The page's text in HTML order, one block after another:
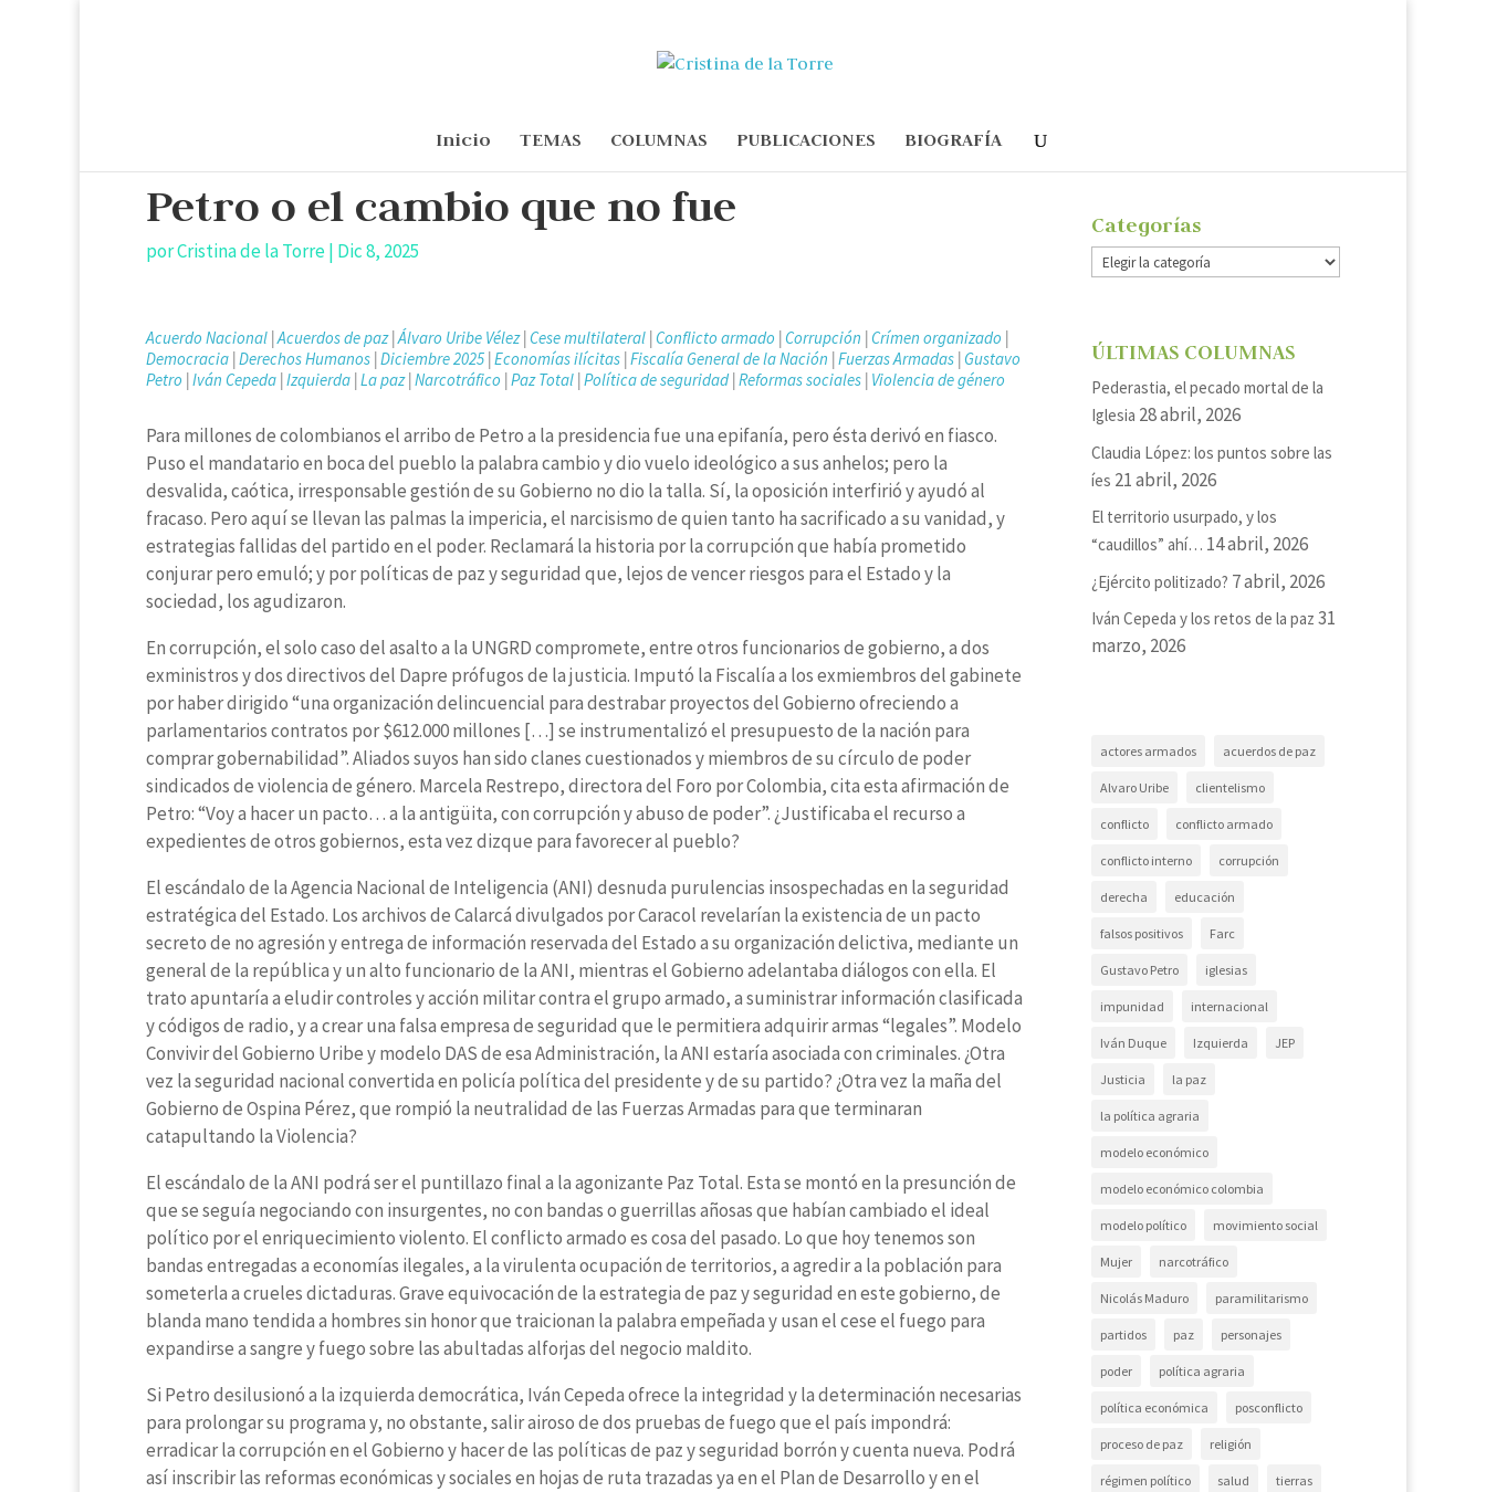
Inicio TEMAS COLUMNAS PUBLICACIONES BIOGRAFÍA
Petro o el cambio que no fue
porCristina de la Torre| Dic 8, 2025
Acuerdo Nacional |Acuerdos de paz|Álvaro Uribe Vélez|Cese multilateral |Conflicto armado |Corrupción |Crímen organizado |
Democracia |Derechos Humanos |Diciembre 2025 |Economías ilícitas |Fiscalía General de la Nación |Fuerzas Armadas |Gustavo
Petro |Iván Cepeda |Izquierda |La paz|Narcotráfico |Paz Total |Política de seguridad|Reformas sociales | Violencia de género
Para millones de colombianos el arribo de Petro a la presidencia fue una epifanía, pero ésta derivó en fiasco.
Puso el mandatario en boca del pueblo la palabra cambio y dio vuelo ideológico a sus anhelos; pero la
desvalida, caótica, irresponsable gestión de su Gobierno no dio la talla. Sí, la oposición interfirió y ayudó al
fracaso. Pero aquí se llevan las palmas la impericia, el narcisismo de quien tanto ha sacrificado a su vanidad, y
estrategias fallidas del partido en el poder. Reclamará la historia por la corrupción que había prometido
conjurar pero emuló; y por políticas de paz y seguridad que, lejos de vencer riesgos para el Estado y la
sociedad, los agudizaron.
En corrupción, el solo caso del asalto a la UNGRD compromete, entre otros funcionarios de gobierno, a dos
exministros y dos directivos del Dapre prófugos de la justicia. Imputó la Fiscalía a los exmiembros del gabinete
por haber dirigido “una organización delincuencial para destrabar proyectos del Gobierno ofreciendo a
parlamentarios contratos por $612.000 millones […] se instrumentalizó el presupuesto de la nación para
comprar gobernabilidad”. Aliados suyos han sido clanes cuestionados y miembros de su círculo de poder
sindicados de violencia de género. Marcela Restrepo, directora del Foro por Colombia, cita esta afirmación de
Petro: “Voy a hacer un pacto… a la antigüita, con corrupción y abuso de poder”. ¿Justificaba el recurso a
expedientes de otros gobiernos, esta vez dizque para favorecer al pueblo?
El escándalo de la Agencia Nacional de Inteligencia (ANI) desnuda purulencias insospechadas en la seguridad
estratégica del Estado. Los archivos de Calarcá divulgados por Caracol revelarían la existencia de un pacto
secreto de no agresión y entrega de información reservada del Estado a su organización delictiva, mediante un
general de la república y un alto funcionario de la ANI, mientras el Gobierno adelantaba diálogos con ella. El
trato apuntaría a eludir controles y acción militar contra el grupo armado, a suministrar información clasificada
y códigos de radio, y a crear una falsa empresa de seguridad que le permitiera adquirir armas “legales”. Modelo
Convivir del Gobierno Uribe y modelo DAS de esa Administración, la ANI estaría asociada con criminales. ¿Otra
vez la seguridad nacional convertida en policía política del presidente y de su partido? ¿Otra vez la maña del
Gobierno de Ospina Pérez, que rompió la neutralidad de las Fuerzas Armadas para que terminaran
catapultando la Violencia?
El escándalo de la ANI podrá ser el puntillazo final a la agonizante Paz Total. Esta se montó en la presunción de
que se seguía negociando con insurgentes, no con bandas o guerrillas añosas que habían cambiado el ideal
político por el enriquecimiento violento. El conflicto armado es cosa del pasado. Lo que hoy tenemos son
bandas entregadas a economías ilegales, a la virulenta ocupación de territorios, a agredir a la población para
someterla a crueles dictaduras. Grave equivocación de la estrategia de paz y seguridad en este gobierno, de
blanda mano tendida a hombres sin honor que traicionan la palabra empeñada y usan el cese el fuego para
expandirse a sangre y fuego sobre las abultadas alforjas del negocio maldito.
Si Petro desilusionó a la izquierda democrática, Iván Cepeda ofrece la integridad y la determinación necesarias
para prolongar su programa y, no obstante, salir airoso de dos pruebas de fuego que el país impondrá:
erradicar la corrupción en el Gobierno y hacer de las políticas de paz y seguridad borrón y cuenta nueva. Podrá
así inscribir las reformas económicas y sociales en hojas de ruta trazadas ya en el Plan de Desarrollo y en el
Categorías
Categorías
ÚLTIMAS COLUMNAS
Pederastia, el pecado mortal de la
Iglesia 28 abril, 2026
Claudia López: los puntos sobre las
íes 21 abril, 2026
El territorio usurpado, y los
“caudillos” ahí… 14 abril, 2026
¿Ejército politizado? 7 abril, 2026
Iván Cepeda y los retos de la paz 31
marzo, 2026
actores armados acuerdos de paz
Alvaro Uribe clientelismo
conflicto conflicto armado
conflicto interno corrupción
derecha educación
falsos positivos Farc
Gustavo Petro iglesias
impunidad internacional
Iván Duque Izquierda JEP
Justicia la paz
la política agraria
modelo económico
modelo económico colombia
modelo político movimiento social
Mujer narcotráfico
Nicolás Maduro paramilitarismo
partidos paz personajes
poder política agraria
política económica posconflicto
proceso de paz religión
régimen político salud tierras